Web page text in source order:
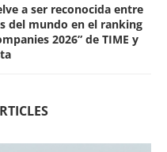
a ser reconocida entre
del mundo en el ranking
2026” de TIME y